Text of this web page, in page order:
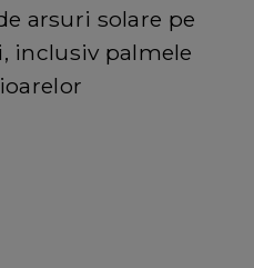
arsuri solare pe
inclusiv palmele